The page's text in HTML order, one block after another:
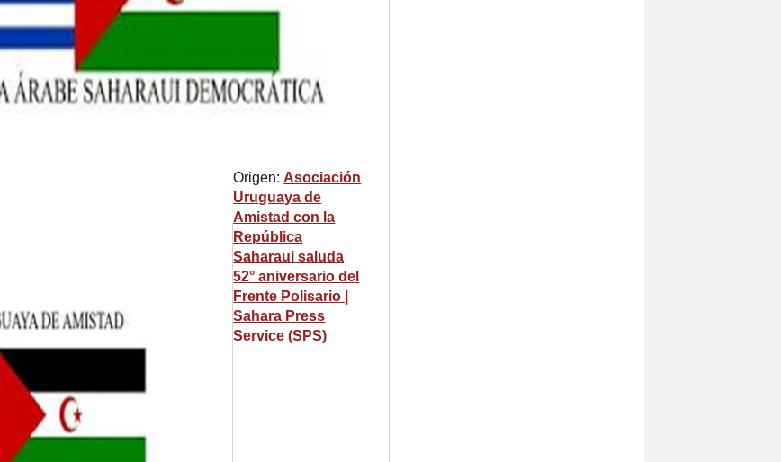
Origen: Asociación
Uruguaya de
Amistad con la
República
Saharaui saluda
52° aniversario del
Frente Polisario |
Sahara Press
Service (SPS)